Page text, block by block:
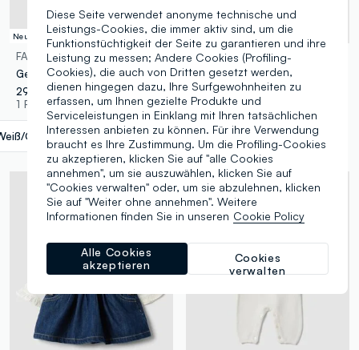
Neue Kollektion
FAGOTTINO
Gelb-weisses Set aus reiner Bio-Baumwolle für Baby-Mädchen
29,95 €
1 Farben
Gelb label.selectsize
Neue Kollektion
FAGOTTINO
19,95 €
1 Farben
Diese Seite verwendet anonyme technische und
Leistungs-Cookies, die immer aktiv sind, um die
Funktionstüchtigkeit der Seite zu garantieren und ihre
Leistung zu messen; Andere Cookies (Profiling-
Cookies), die auch von Dritten gesetzt werden,
dienen hingegen dazu, Ihre Surfgewohnheiten zu
erfassen, um Ihnen gezielte Produkte und
Serviceleistungen in Einklang mit Ihren tatsächlichen
Interessen anbieten zu können. Für ihre Verwendung
braucht es Ihre Zustimmung. Um die Profiling-Cookies
zu akzeptieren, klicken Sie auf "alle Cookies
annehmen", um sie auszuwählen, klicken Sie auf
"Cookies verwalten" oder, um sie abzulehnen, klicken
Sie auf "Weiter ohne annehmen". Weitere
Informationen finden Sie in unseren Cookie Policy
Cookies
verwalten
Alle Cookies
akzeptieren